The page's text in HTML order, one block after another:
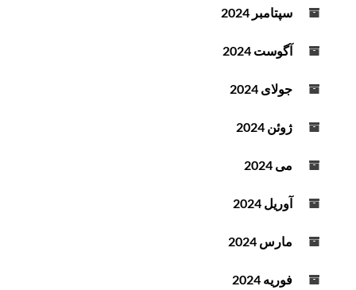
سپتامبر 2024
آگوست 2024
جولای 2024
ژوئن 2024
می 2024
آوریل 2024
مارس 2024
فوریه 2024